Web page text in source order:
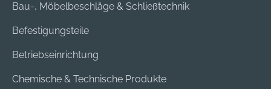
Bau-, Möbelbeschläge & Schließtechnik
Befestigungsteile
Betriebseinrichtung
Chemische & Technische Produkte